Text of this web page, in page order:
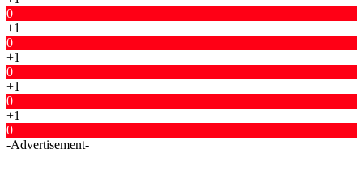
0
+1
0
+1
0
+1
0
+1
0
-Advertisement-